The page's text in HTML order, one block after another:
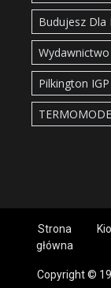
Budujesz Dla
Pilkington IGP
Strona
główna
Copyright ©